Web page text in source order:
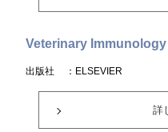
Veterinary
出版社 ：ELSEVIER
詳